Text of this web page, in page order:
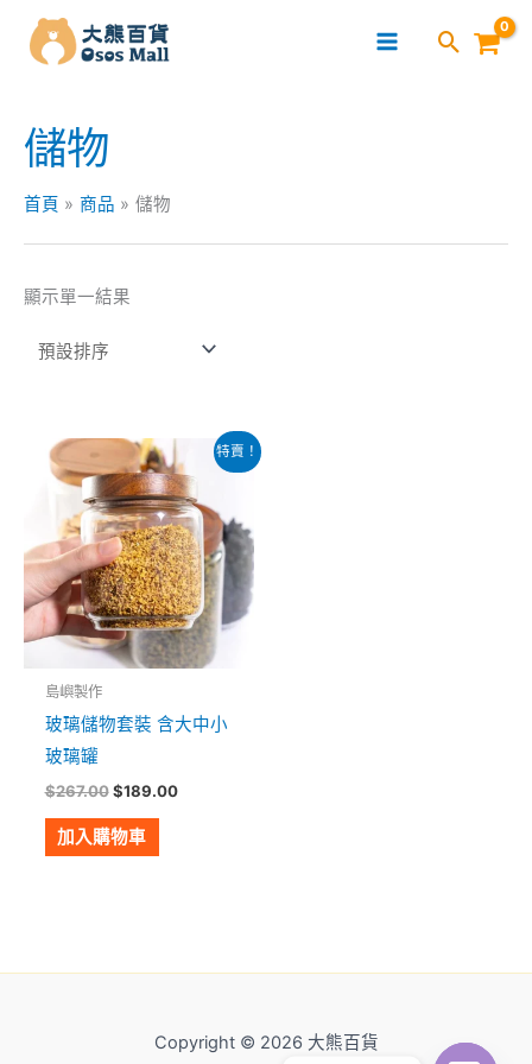
儲物
首頁 商品 儲物
顯示單一結果
特賣！
島嶼製作
玻璃儲物套裝 含大中小
玻璃罐
$267.00
原
始
價
格：
$267.00。
$189.00
前
價
格：
$189.00。
加入購物車
Copyright © 2026 大熊百貨